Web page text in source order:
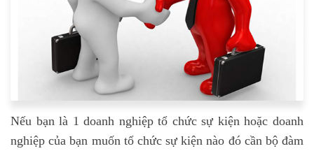
Nếu bạn là 1 doanh nghiệp tổ chức sự kiện hoặc doanh
nghiệp của bạn muốn tổ chức sự kiện nào đó cần bộ đàm